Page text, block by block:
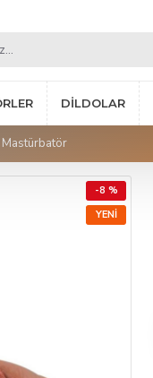
DILDOLAR
Mastürbatör
YENI
-8 %